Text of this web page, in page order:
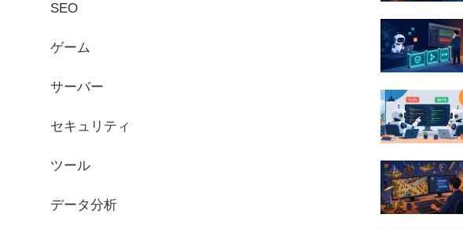
SEO
ゲーム
サーバー
セキュリティ
ツール
データ分析